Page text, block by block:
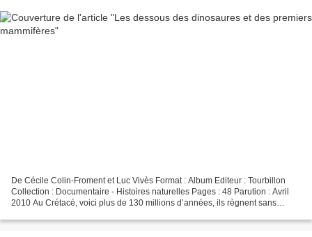
De Cécile Colin-Froment et Luc Vivès Format : Album Editeur : Tourbillon
Collection : Documentaire - Histoires naturelles Pages : 48 Parution : Avril
2010 Au Crétacé, voici plus de 130 millions d’années, ils règnent sans